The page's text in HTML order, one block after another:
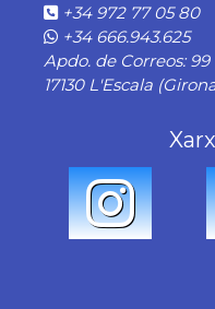
+34 972 77 05 80
+34 666.943.625
Apdo. de Correos: 99
17130 L'Escala